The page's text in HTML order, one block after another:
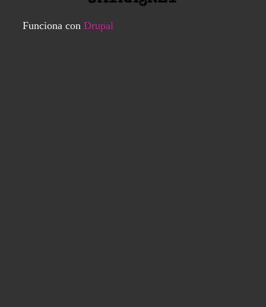
Funciona con Drupal